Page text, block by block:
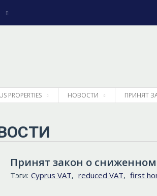
PROPERTIES НОВОСТИ ПРИНЯТ
Принят закон о
Тэги: Cyprus VAT, reduced VAT, first